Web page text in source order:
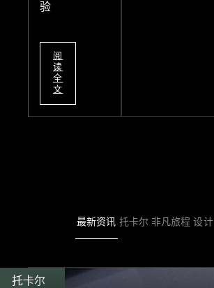
验
阅
读
全
文
最新资讯 托卡尔 非凡旅程 设计
托卡尔